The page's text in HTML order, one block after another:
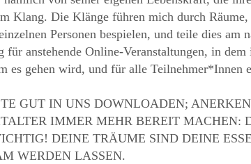
Klang. Die Klänge führen mich durch
Personen bespielen, und teile dies am
für anstehende Online-Veranstaltungen, in
es gehen wird, und für alle Teilnehmer*Innen
GUT IN UNS DOWNLOADEN;
IMMER MEHR BEREIT MACHEN:
DEINE TRÄUME SIND DEINE
WERDEN LASSEN.